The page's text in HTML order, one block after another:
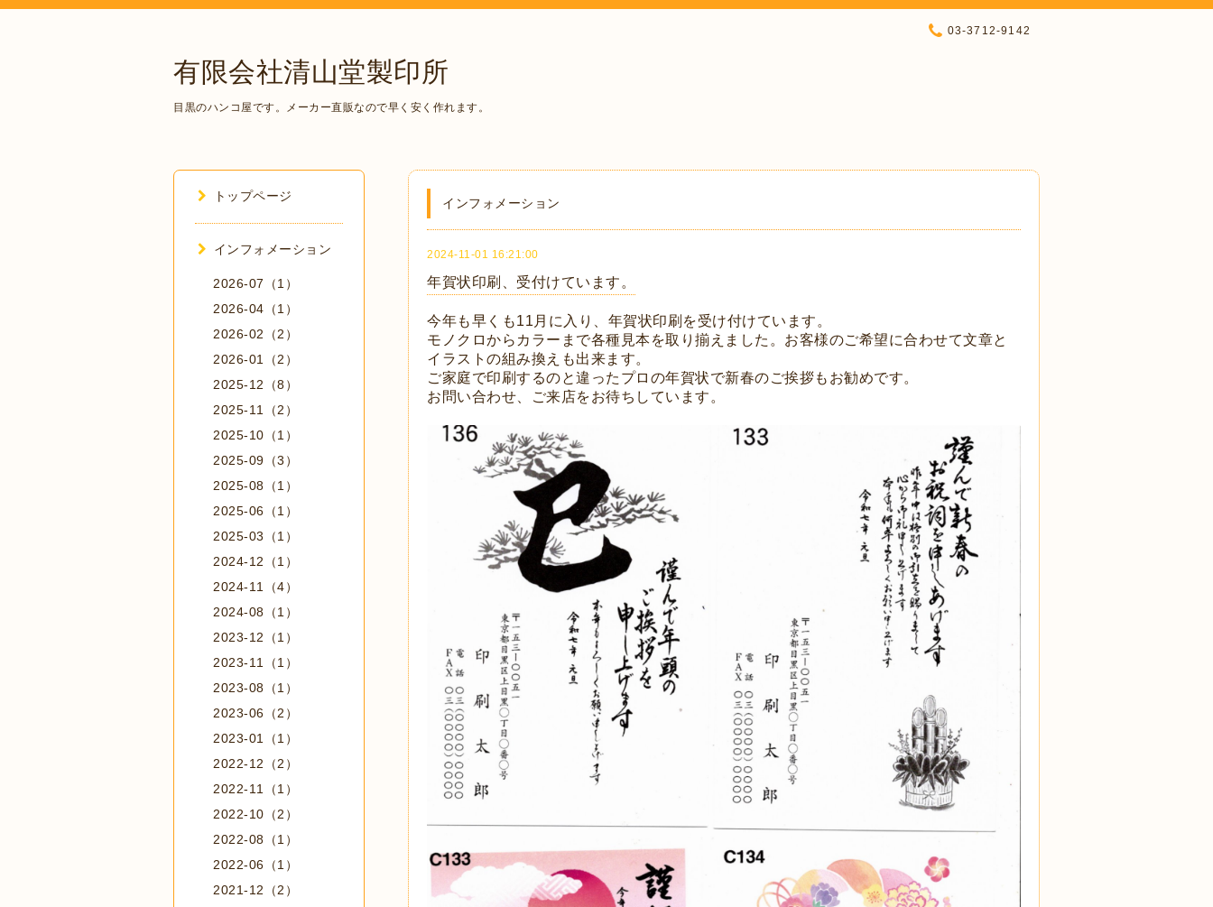
有限会社清山堂製印所
目黒のハンコ屋です。メーカー直販なので早く安く作れます。
03-3712-9142
インフォメーション
2024-11-01 16:21:00
年賀状印刷、受付けています。
今年も早くも11月に入り、年賀状印刷を受け付けています。
モノクロからカラーまで各種見本を取り揃えました。お客様のご希望に合わせて文章と
イラストの組み換えも出来ます。
ご家庭で印刷するのと違ったプロの年賀状で新春のご挨拶もお勧めです。
お問い合わせ、ご来店をお待ちしています。
トップページ
インフォメーション
2026-07（1）
2026-04（1）
2026-02（2）
2026-01（2）
2025-12（8）
2025-11（2）
2025-10（1）
2025-09（3）
2025-08（1）
2025-06（1）
2025-03（1）
2024-12（1）
2024-11（4）
2024-08（1）
2023-12（1）
2023-11（1）
2023-08（1）
2023-06（2）
2023-01（1）
2022-12（2）
2022-11（1）
2022-10（2）
2022-08（1）
2022-06（1）
2021-12（2）